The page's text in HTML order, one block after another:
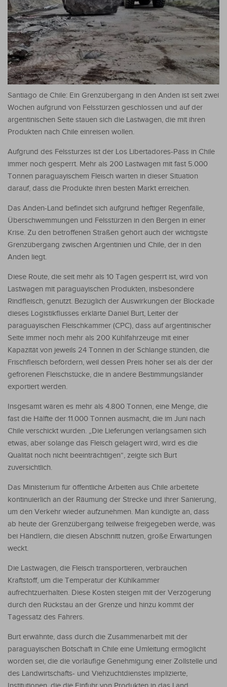
Santiago de Chile: Ein Grenzübergang in den Anden ist seit zwei
Wochen aufgrund von Felsstürzen geschlossen und auf der
argentinischen Seite stauen sich die Lastwagen, die mit ihren
Produkten nach Chile einreisen wollen.
Aufgrund des Felssturzes ist der Los Libertadores-Pass in Chile
immer noch gesperrt. Mehr als 200 Lastwagen mit fast 5.000
Tonnen paraguayischem Fleisch warten in dieser Situation
darauf, dass die Produkte ihren besten Markt erreichen.
Das Anden-Land befindet sich aufgrund heftiger Regenfälle,
Überschwemmungen und Felsstürzen in den Bergen in einer
Krise. Zu den betroffenen Straßen gehört auch der wichtigste
Grenzübergang zwischen Argentinien und Chile, der in den
Anden liegt.
Diese Route, die seit mehr als 10 Tagen gesperrt ist, wird von
Lastwagen mit paraguayischen Produkten, insbesondere
Rindfleisch, genutzt. Bezüglich der Auswirkungen der Blockade
dieses Logistikflusses erklärte Daniel Burt, Leiter der
paraguayischen Fleischkammer (CPC), dass auf argentinischer
Seite immer noch mehr als 200 Kühlfahrzeuge mit einer
Kapazität von jeweils 24 Tonnen in der Schlange stünden, die
Frischfleisch befördern, weil dessen Preis höher sei als der der
gefrorenen Fleischstücke, die in andere Bestimmungsländer
exportiert werden.
Insgesamt wären es mehr als 4.800 Tonnen, eine Menge, die
fast die Hälfte der 11.000 Tonnen ausmacht, die im Juni nach
Chile verschickt wurden. „Die Lieferungen verlangsamen sich
etwas, aber solange das Fleisch gelagert wird, wird es die
Qualität noch nicht beeinträchtigen“, zeigte sich Burt
zuversichtlich.
Das Ministerium für öffentliche Arbeiten aus Chile arbeitete
kontinuierlich an der Räumung der Strecke und ihrer Sanierung,
um den Verkehr wieder aufzunehmen. Man kündigte an, dass
ab heute der Grenzübergang teilweise freigegeben werde, was
bei Händlern, die diesen Abschnitt nutzen, große Erwartungen
weckt.
Die Lastwagen, die Fleisch transportieren, verbrauchen
Kraftstoff, um die Temperatur der Kühlkammer
aufrechtzuerhalten. Diese Kosten steigen mit der Verzögerung
durch den Rückstau an der Grenze und hinzu kommt der
Tagessatz des Fahrers.
Burt erwähnte, dass durch die Zusammenarbeit mit der
paraguayischen Botschaft in Chile eine Umleitung ermöglicht
worden sei, die die vorläufige Genehmigung einer Zollstelle und
des Landwirtschafts- und Viehzuchtdienstes implizierte,